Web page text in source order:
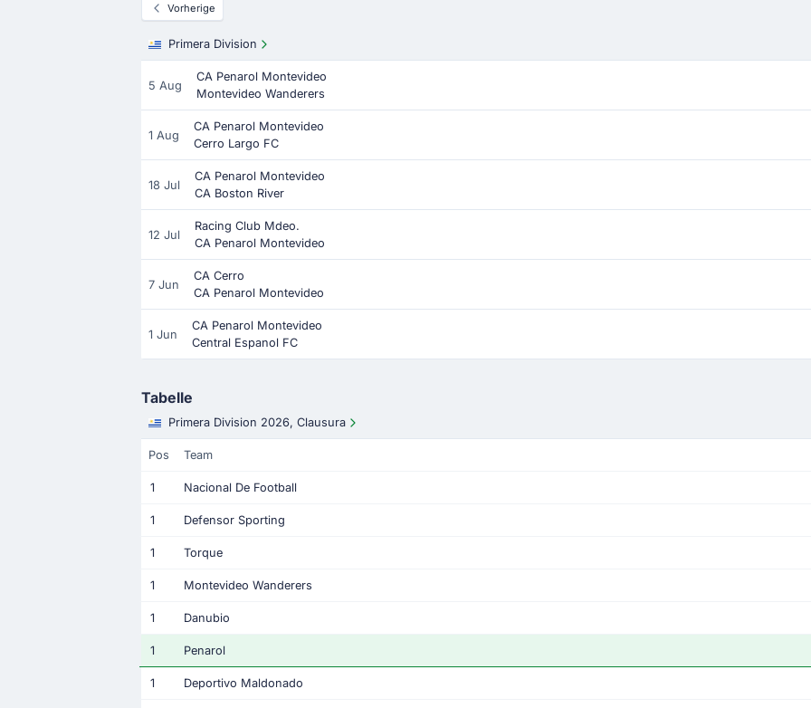
Vorherige
Primera Division
5 Aug
CA Penarol Montevideo
Montevideo Wanderers
1 Aug
CA Penarol Montevideo
Cerro Largo FC
18 Jul
CA Penarol Montevideo
CA Boston River
12 Jul
Racing Club Mdeo.
CA Penarol Montevideo
7 Jun
CA Cerro
CA Penarol Montevideo
1 Jun
CA Penarol Montevideo
Central Espanol FC
Tabelle
Primera Division 2026, Clausura
Pos Team
1 Nacional De Football
1 Defensor Sporting
1 Torque
1 Montevideo Wanderers
1 Danubio
1 Penarol
1 Deportivo Maldonado